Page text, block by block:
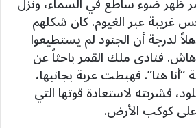
غريبة عبر الغيوم. كان شكلهم
لدرجة أن الجنود لم يستطيعوا
فنادى ملك القمر باحثاً عن
“أنا هنا”. فهبطت عربة بجانبها،
فشربته لاستعادة قوتها التي
كوكب الأرض.